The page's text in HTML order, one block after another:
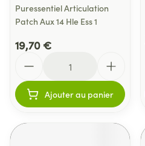
Puressentiel Articulation
Patch Aux 14 Hle Ess 1
19,70 €
Ajouter au panier